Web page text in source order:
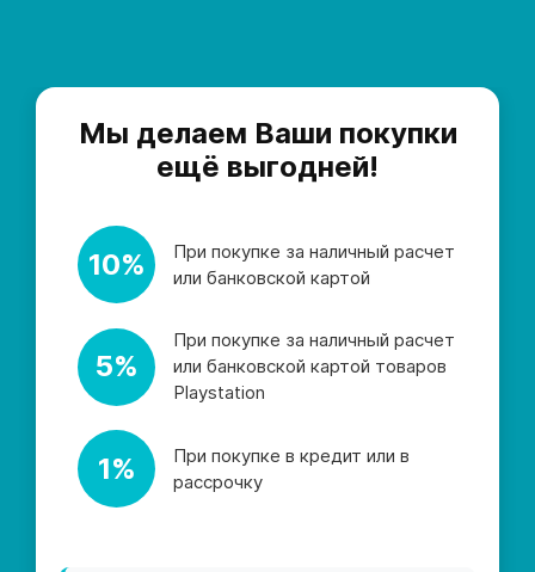
Мы делаем Ваши покупки
ещё выгодней!
10%
При покупке за наличный расчет
или банковской картой
5%
При покупке за наличный расчет
или банковской картой товаров
Playstation
1%
При покупке в кредит или в
рассрочку